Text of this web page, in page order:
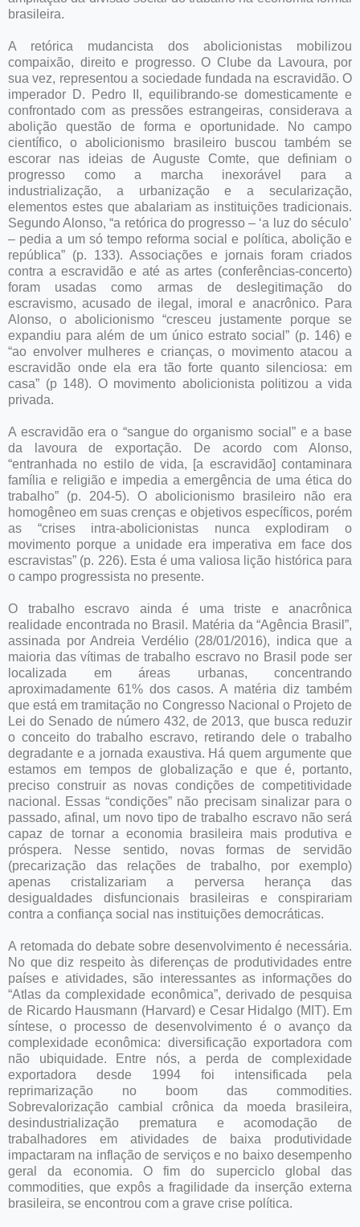
brasileira.
A retórica mudancista dos abolicionistas mobilizou
compaixão, direito e progresso. O Clube da Lavoura, por
sua vez, representou a sociedade fundada na escravidão. O
imperador D. Pedro II, equilibrando-se domesticamente e
confrontado com as pressões estrangeiras, considerava a
abolição questão de forma e oportunidade. No campo
científico, o abolicionismo brasileiro buscou também se
escorar nas ideias de Auguste Comte, que definiam o
progresso como a marcha inexorável para a
industrialização, a urbanização e a secularização,
elementos estes que abalariam as instituições tradicionais.
Segundo Alonso, “a retórica do progresso – ‘a luz do século’
– pedia a um só tempo reforma social e política, abolição e
república” (p. 133). Associações e jornais foram criados
contra a escravidão e até as artes (conferências-concerto)
foram usadas como armas de deslegitimação do
escravismo, acusado de ilegal, imoral e anacrônico. Para
Alonso, o abolicionismo “cresceu justamente porque se
expandiu para além de um único estrato social” (p. 146) e
“ao envolver mulheres e crianças, o movimento atacou a
escravidão onde ela era tão forte quanto silenciosa: em
casa” (p 148). O movimento abolicionista politizou a vida
privada.
A escravidão era o “sangue do organismo social” e a base
da lavoura de exportação. De acordo com Alonso,
“entranhada no estilo de vida, [a escravidão] contaminara
família e religião e impedia a emergência de uma ética do
trabalho” (p. 204-5). O abolicionismo brasileiro não era
homogêneo em suas crenças e objetivos específicos, porém
as “crises intra-abolicionistas nunca explodiram o
movimento porque a unidade era imperativa em face dos
escravistas” (p. 226). Esta é uma valiosa lição histórica para
o campo progressista no presente.
O trabalho escravo ainda é uma triste e anacrônica
realidade encontrada no Brasil. Matéria da “Agência Brasil”,
assinada por Andreia Verdélio (28/01/2016), indica que a
maioria das vítimas de trabalho escravo no Brasil pode ser
localizada em áreas urbanas, concentrando
aproximadamente 61% dos casos. A matéria diz também
que está em tramitação no Congresso Nacional o Projeto de
Lei do Senado de número 432, de 2013, que busca reduzir
o conceito do trabalho escravo, retirando dele o trabalho
degradante e a jornada exaustiva. Há quem argumente que
estamos em tempos de globalização e que é, portanto,
preciso construir as novas condições de competitividade
nacional. Essas “condições” não precisam sinalizar para o
passado, afinal, um novo tipo de trabalho escravo não será
capaz de tornar a economia brasileira mais produtiva e
próspera. Nesse sentido, novas formas de servidão
(precarização das relações de trabalho, por exemplo)
apenas cristalizariam a perversa herança das
desigualdades disfuncionais brasileiras e conspirariam
contra a confiança social nas instituições democráticas.
A retomada do debate sobre desenvolvimento é necessária.
No que diz respeito às diferenças de produtividades entre
países e atividades, são interessantes as informações do
“Atlas da complexidade econômica”, derivado de pesquisa
de Ricardo Hausmann (Harvard) e Cesar Hidalgo (MIT). Em
síntese, o processo de desenvolvimento é o avanço da
complexidade econômica: diversificação exportadora com
não ubiquidade. Entre nós, a perda de complexidade
exportadora desde 1994 foi intensificada pela
reprimarização no boom das commodities.
Sobrevalorização cambial crônica da moeda brasileira,
desindustrialização prematura e acomodação de
trabalhadores em atividades de baixa produtividade
impactaram na inflação de serviços e no baixo desempenho
geral da economia. O fim do superciclo global das
commodities, que expôs a fragilidade da inserção externa
brasileira, se encontrou com a grave crise política.